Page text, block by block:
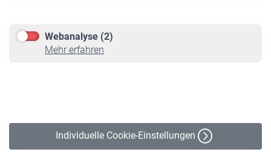
Webanalyse (2)
Mehr erfahren
Individuelle Cookie-Einstellungen
Online-Rechner
VBLnewsletter
Erklärung zur Barrierefreiheit